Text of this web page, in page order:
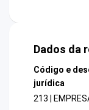
Dados da
Código e
jurídica
213 |